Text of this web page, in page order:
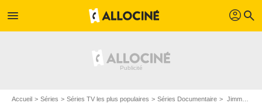
menu profil search
Accueil Séries Séries TV les plus populaires Séries Documentaire Jimmy Savile : Un Cauchemar Britannique